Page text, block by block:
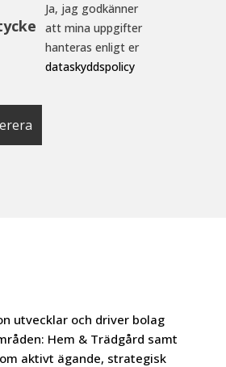
Ja, jag godkänner
att mina uppgifter
hanteras enligt er
dataskyddspolicy
utvecklar och driver bolag
Hem & Trädgård samt
aktivt ägande, strategisk